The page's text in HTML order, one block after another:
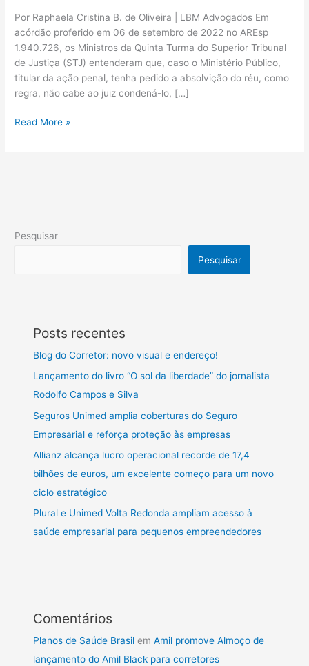
Por Raphaela Cristina B. de Oliveira | LBM Advogados Em
acórdão proferido em 06 de setembro de 2022 no AREsp
1.940.726, os Ministros da Quinta Turma do Superior Tribunal
de Justiça (STJ) entenderam que, caso o Ministério Público,
titular da ação penal, tenha pedido a absolvição do réu, como
regra, não cabe ao juiz condená-lo, […]
Read More »
Pesquisar
Pesquisar
Posts recentes
Blog do Corretor: novo visual e endereço!
Lançamento do livro “O sol da liberdade” do jornalista
Rodolfo Campos e Silva
Seguros Unimed amplia coberturas do Seguro
Empresarial e reforça proteção às empresas
Allianz alcança lucro operacional recorde de 17,4
bilhões de euros, um excelente começo para um novo
ciclo estratégico
Plural e Unimed Volta Redonda ampliam acesso à
saúde empresarial para pequenos empreendedores
Comentários
Planos de Saúde Brasil emAmil promove Almoço de
lançamento do Amil Black para corretores